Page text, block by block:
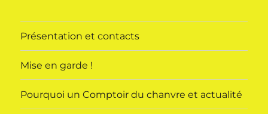
Présentation et contacts
Mise en garde !
Pourquoi un Comptoir du chanvre et actualité